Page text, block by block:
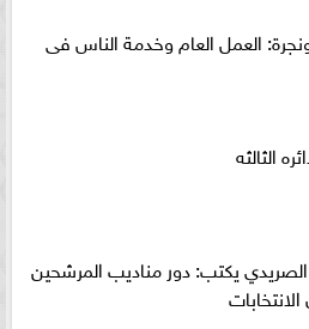
العمل العام وخدمة الناس فى
الثالثه
يكتب: دور مناديب المرشحين